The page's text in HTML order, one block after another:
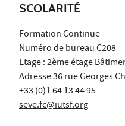
SCOLARITÉ
Formation Continue
Numéro de bureau C208
Etage : 2ème étage
Adresse 36 rue Georges
+33 (0)1 64 13 44 95
seve.fc@iutsf.org